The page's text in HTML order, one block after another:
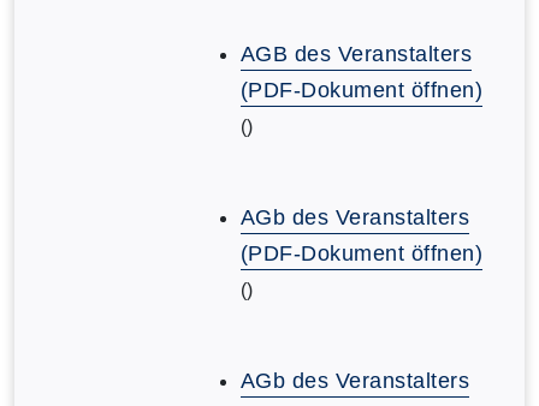
AGB des Veranstalters
(PDF-Dokument öffnen)
()
AGb des Veranstalters
(PDF-Dokument öffnen)
()
AGb des Veranstalters